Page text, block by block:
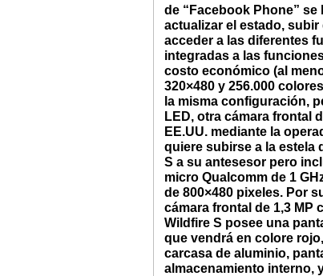
de “Facebook Phone”
actualizar el estado,
acceder a las diferentes
integradas a las
costo económico (al
320×480 y 256.000
la misma configuración,
LED, otra cámara frontal
EE.UU. mediante la
quiere subirse a la estela
S a su antesesor pero
micro Qualcomm de 1
de 800×480 pixeles. Por
cámara frontal de 1,3 MP
Wildfire S posee una
que vendrá en colore
carcasa de aluminio,
almacenamiento interno,